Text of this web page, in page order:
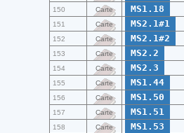
150 Carte MS1.18
151 Carte MS2.1#1
152 Carte MS2.1#2
153 Carte MS2.2
154 Carte MS2.3
155 Carte MS1.44
156 Carte MS1.50
157 Carte MS1.51
158 Carte MS1.53